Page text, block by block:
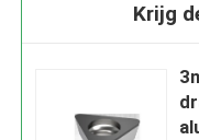
Krijg